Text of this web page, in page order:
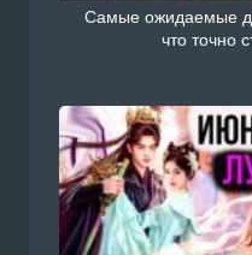
Самые ожидаемые
что точно